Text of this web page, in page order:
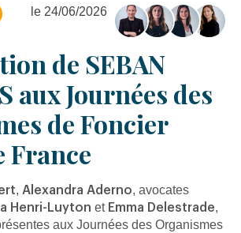
le 24/06/2026
de SEBAN
aux Journées des
de Foncier
France
, Alexandra Aderno, avocates
Henri-Luyton et Emma Delestrade,
aux Journées des Organismes